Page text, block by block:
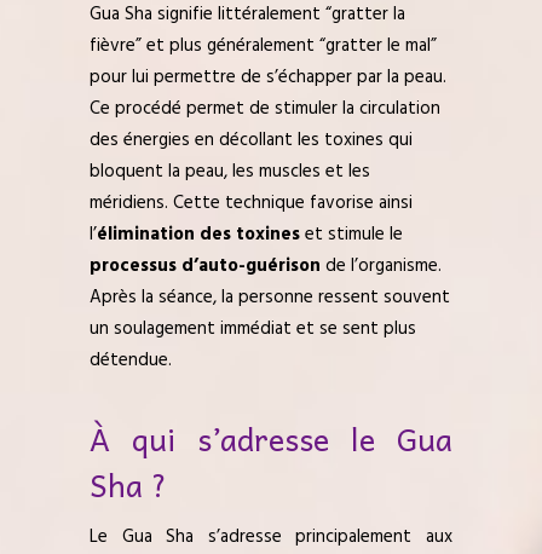
Gua Sha signifie littéralement “gratter la
fièvre” et plus généralement “gratter le mal”
pour lui permettre de s’échapper par la peau.
Ce procédé permet de stimuler la circulation
des énergies en décollant les toxines qui
bloquent la peau, les muscles et les
méridiens. Cette technique favorise ainsi
l’élimination des toxineset stimule le
processus d’auto-guérison de l’organisme.
Après la séance, la personne ressent souvent
un soulagement immédiat et se sent plus
détendue.
À qui s’adresse le Gua
Sha ?
Le Gua Sha s’adresse principalement aux